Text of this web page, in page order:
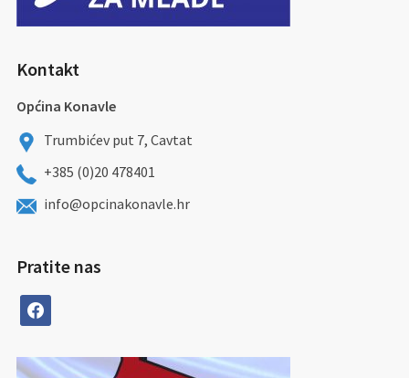
Kontakt
Općina Konavle
Trumbićev put 7, Cavtat
+385 (0)20 478401
info@opcinakonavle.hr
Pratite nas
facebook